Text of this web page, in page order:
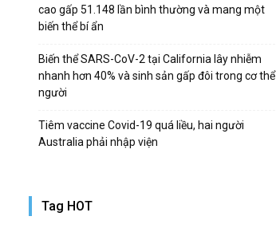
cao gấp 51.148 lần bình thường và mang một
biến thể bí ẩn
Biến thể SARS-CoV-2 tại California lây nhiễm
nhanh hơn 40% và sinh sản gấp đôi trong cơ thể
người
Tiêm vaccine Covid-19 quá liều, hai người
Australia phải nhập viện
Tag HOT